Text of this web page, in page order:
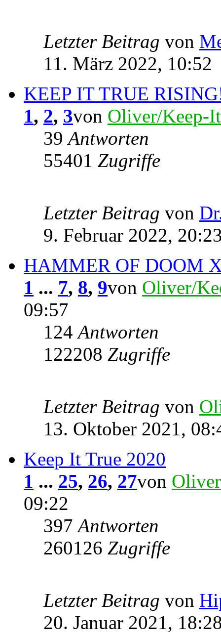
Letzter Beitrag von
11. März 2022, 10:52
KEEP IT TRUE
1, 2, 3von Oliver/Keep-
39Antworten
55401 Zugriffe
Letzter Beitrag von
9. Februar 2022,
HAMMER OF DOOM
1 ... 7, 8, 9von Oliver/
09:57
124Antworten
122208 Zugriffe
Letzter Beitrag von
13. Oktober 2021,
Keep It True 2020
1 ... 25, 26, 27von
09:22
397Antworten
260126 Zugriffe
Letzter Beitrag von
20. Januar 2021,